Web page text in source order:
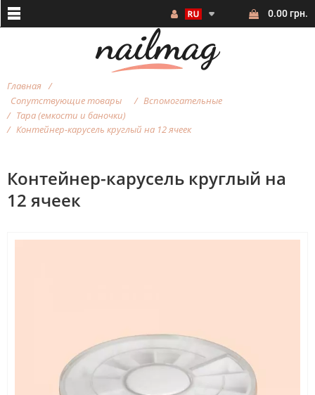
0.00 грн.
Главная
Сопутствующие товары
Вспомогательные
Тара (емкости и баночки)
Контейнер-карусель круглый на 12 ячеек
Контейнер-карусель круглый на
12 ячеек